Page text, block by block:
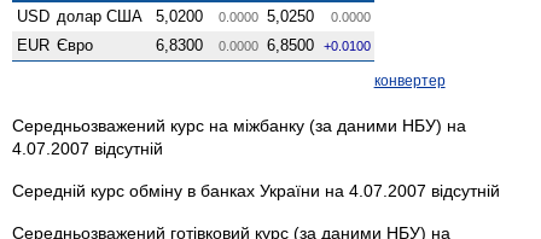
USD долар США 5,0200 0.0000 5,0250 0.0000
EUR Євро 6,8300 0.0000 6,8500 +0.0100
конвертер
Середньозважений курс на міжбанку (за даними НБУ) на
4.07.2007 відсутній
Середній курс обміну в банках України на 4.07.2007 відсутній
Середньозважений готівковий курс (за даними НБУ) на